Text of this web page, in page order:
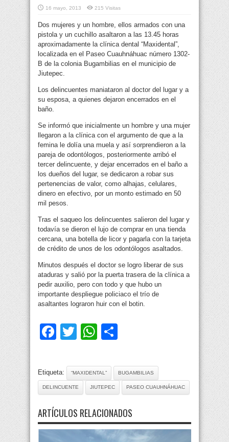
16 mayo, 2013 215 Visitas
Dos mujeres y un hombre, ellos armados con una
pistola y un cuchillo asaltaron a las 13.45 horas
aproximadamente la clínica dental “Maxidental”,
localizada en el Paseo Cuauhnáhuac número 1302-
B de la colonia Bugambilias en el municipio de
Jiutepec.
Los delincuentes maniataron al doctor del lugar y a
su esposa, a quienes dejaron encerrados en el
baño.
Se informó que inicialmente un hombre y una mujer
llegaron a la clínica con el argumento de que a la
femina le dolía una muela y así sorprendieron a la
pareja de odontólogos, posteriormente arribó el
tercer delincuente, y dejar encerrados en el baño a
los dueños del lugar, se dedicaron a robar sus
pertenencias de valor, como alhajas, celulares,
dinero en efectivo, por un monto estimado en 50
mil pesos.
Tras el saqueo los delincuentes salieron del lugar y
todavía se dieron el lujo de comprar en una tienda
cercana, una botella de licor y pagarla con la tarjeta
de crédito de unos de los odontólogos asaltados.
Minutos después el doctor se logro liberar de sus
ataduras y salió por la puerta trasera de la clínica a
pedir auxilio, pero con todo y que hubo un
importante despliegue policiaco el trío de
asaltantes lograron huir con el botin.
Facebook
TwitterWhatsApp
Etiqueta: “MAXIDENTAL” BUGAMBILIAS
DELINCUENTE JIUTEPEC PASEO CUAUHNÁHUAC
ARTÍCULOS RELACIONADOS